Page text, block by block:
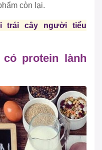
còn lại.
trái cây người tiểu
protein lành